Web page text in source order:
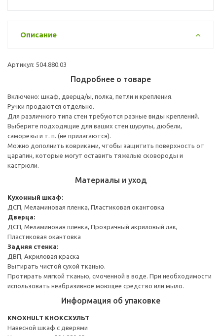
Описание
Артикул: 504.880.03
Подробнее о товаре
Включено: шкаф, дверца/ы, полка, петли и крепления.
Ручки продаются отдельно.
Для различного типа стен требуются разные виды креплений.
Выберите подходящие для ваших стен шурупы, дюбели,
саморезы и т. п. (не прилагаются).
Можно дополнить ковриками, чтобы защитить поверхность от
царапин, которые могут оставить тяжелые сковороды и
кастрюли.
Материалы и уход
Кухонный шкаф:
ДСП, Меламиновая пленка, Пластиковая окантовка
Дверца:
ДСП, Меламиновая пленка, Прозрачный акриловый лак,
Пластиковая окантовка
Задняя стенка:
ДВП, Акриловая краска
Вытирать чистой сухой тканью.
Протирать мягкой тканью, смоченной в воде. При необходимости
использовать неабразивное моющее средство или мыло.
Информация об упаковке
KNOXHULT КНОКСХУЛЬТ
Навесной шкаф с дверями